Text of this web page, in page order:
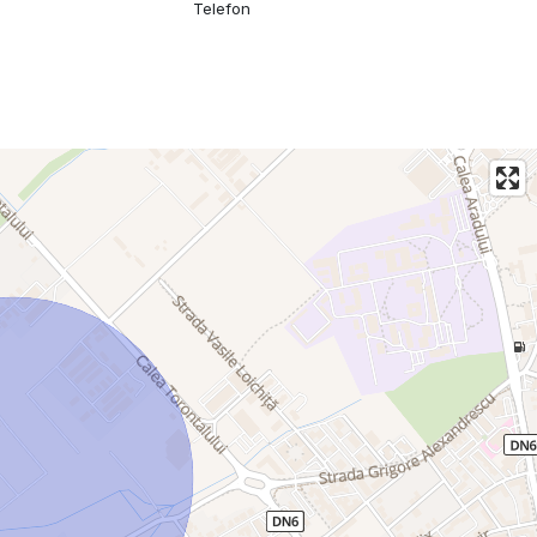
de toaletă suspendat cu capac soft close, chiuveta cu
premium + calorifer tip scăriţă;
Telefon